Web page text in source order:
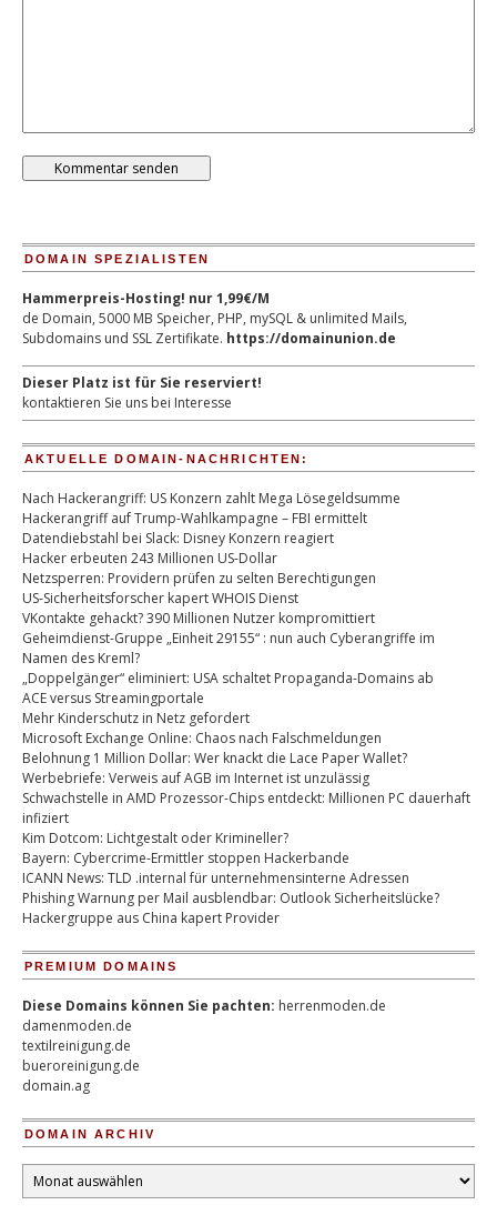
DOMAIN SPEZIALISTEN
Hammerpreis-Hosting! nur 1,99€/M
de Domain, 5000 MB Speicher, PHP, mySQL & unlimited Mails,
Subdomains und SSL Zertifikate. https://domainunion.de
Dieser Platz ist für Sie reserviert!
kontaktieren Sie uns bei Interesse
AKTUELLE DOMAIN-NACHRICHTEN:
Nach Hackerangriff: US Konzern zahlt Mega Lösegeldsumme
Hackerangriff auf Trump-Wahlkampagne – FBI ermittelt
Datendiebstahl bei Slack: Disney Konzern reagiert
Hacker erbeuten 243 Millionen US-Dollar
Netzsperren: Providern prüfen zu selten Berechtigungen
US-Sicherheitsforscher kapert WHOIS Dienst
VKontakte gehackt? 390 Millionen Nutzer kompromittiert
Geheimdienst-Gruppe „Einheit 29155“ : nun auch Cyberangriffe im
Namen des Kreml?
„Doppelgänger“ eliminiert: USA schaltet Propaganda-Domains ab
ACE versus Streamingportale
Mehr Kinderschutz in Netz gefordert
Microsoft Exchange Online: Chaos nach Falschmeldungen
Belohnung 1 Million Dollar: Wer knackt die Lace Paper Wallet?
Werbebriefe: Verweis auf AGB im Internet ist unzulässig
Schwachstelle in AMD Prozessor-Chips entdeckt: Millionen PC dauerhaft
infiziert
Kim Dotcom: Lichtgestalt oder Krimineller?
Bayern: Cybercrime-Ermittler stoppen Hackerbande
ICANN News: TLD .internal für unternehmensinterne Adressen
Phishing Warnung per Mail ausblendbar: Outlook Sicherheitslücke?
Hackergruppe aus China kapert Provider
PREMIUM DOMAINS
Diese Domains können Sie pachten: herrenmoden.de
damenmoden.de
textilreinigung.de
bueroreinigung.de
domain.ag
DOMAIN ARCHIV
Domain
Archiv